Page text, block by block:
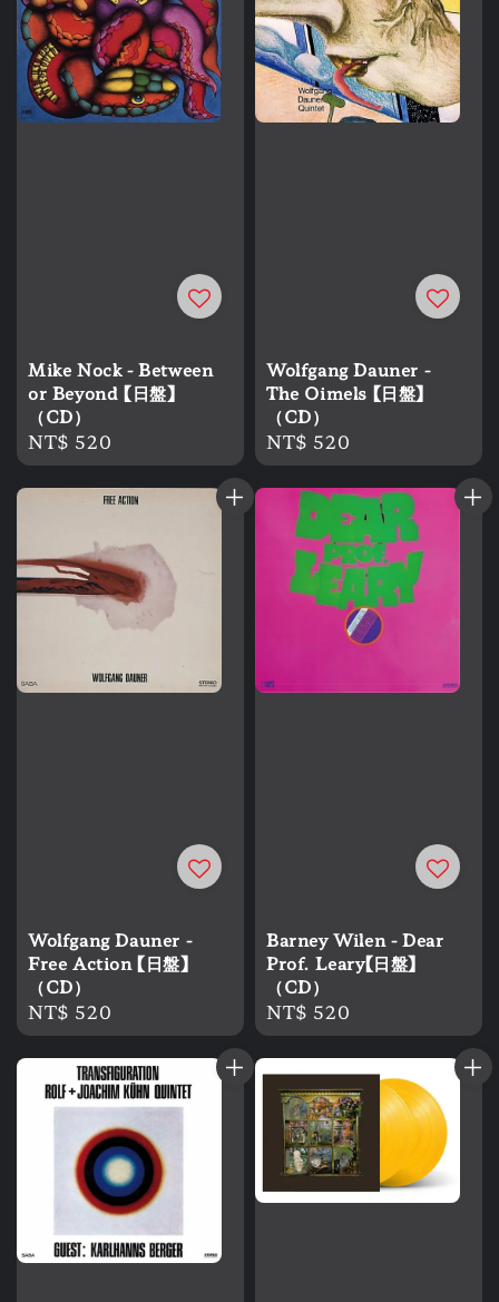
Mike Nock - Between
or Beyond 【日盤】
（CD）
Regular
price
NT$ 520
Wolfgang Dauner -
The Oimels 【日盤】
（CD）
Regular
price
NT$ 520
Wolfgang Dauner -
Free Action 【日盤】
（CD）
Regular
price
NT$ 520
Barney Wilen - Dear
Prof. Leary【日盤】
（CD）
Regular
price
NT$ 520